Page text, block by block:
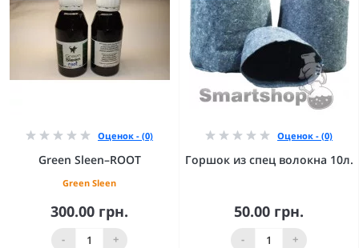
Оценок - (0)
Green Sleen–ROOT
Green Sleen
300.00 грн.
- +
Оценок - (0)
Горшок из спец волокна 10л.
50.00 грн.
- +